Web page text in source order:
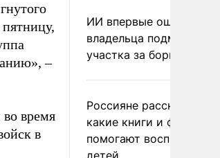
–
время
в
ИИ впервые
владельца
участка за борщевик
Россияне рассказали,
какие книги и фильмы
помогают воспитывать
детей